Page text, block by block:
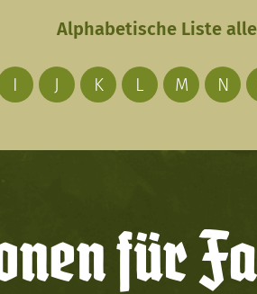
Alphabetische Liste
I J K L M N
für